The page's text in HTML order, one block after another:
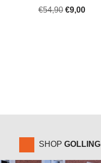
€54,90 €9,00
SHOP GOLLING